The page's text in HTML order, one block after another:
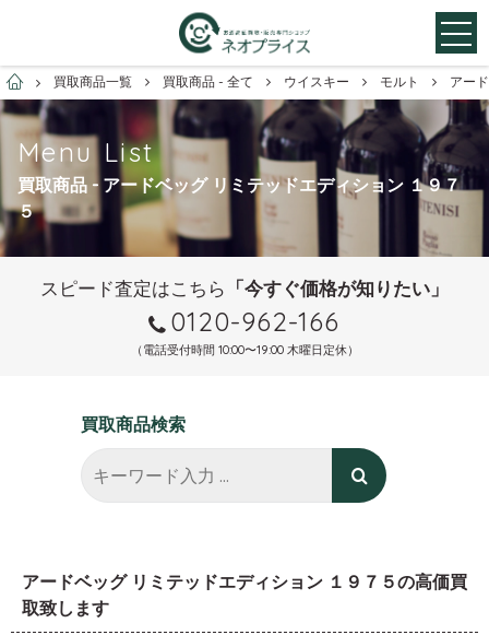
お酒買取専門店ネオプライス
買取商品一覧 買取商品 - 全て ウイスキー モルト アー
Menu List
買取商品 - アードベッグ リミテッドエディション １９７
５
スピード査定はこちら 「今すぐ価格が知りたい」
0120-962-166
（電話受付時間 10:00〜19:00 木曜日定休）
買取商品検索
アードベッグ リミテッドエディション １９７５の高価買
取致します